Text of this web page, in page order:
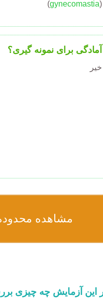
(
gynecomastia
)
آمادگی برای نمونه گیری؟
خیر
مشاهده
این آزمایش چه چیزی